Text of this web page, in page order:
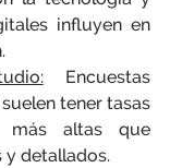
influyen en
Encuestas
tener tasas
más altas que
y detallados.